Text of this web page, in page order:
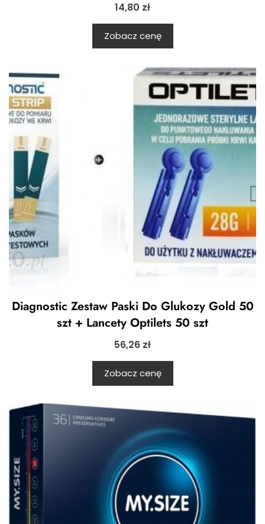
14,80 zł
Zobacz cenę
Diagnostic Zestaw Paski Do Glukozy Gold 50
szt + Lancety Optilets 50 szt
56,26 zł
Zobacz cenę